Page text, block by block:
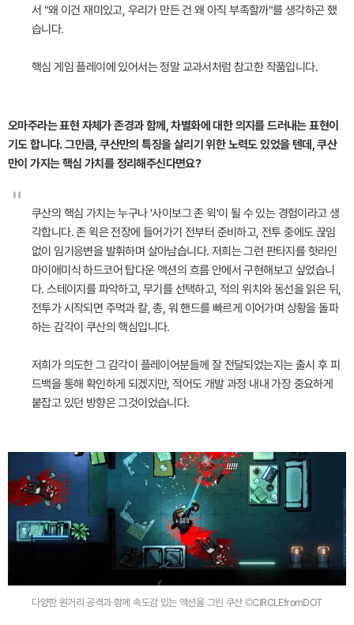
서 "왜 이건 재미있고, 우리가 만든 건 왜 아직 부족할까"를 생각하곤 했
습니다.
핵심 게임 플레이에 있어서는 정말 교과서처럼 참고한 작품입니다.
오마주라는 표현 자체가 존경과 함께, 차별화에 대한 의지를 드러내는 표현이
기도 합니다. 그만큼, 쿠산만의 특징을 살리기 위한 노력도 있었을 텐데, 쿠산
만이 가지는 핵심 가치를 정리해주신다면요?
"
쿠산의 핵심 가치는 누구나 '사이보그 존 윅'이 될 수 있는 경험이라고 생
각합니다. 존 윅은 전장에 들어가기 전부터 준비하고, 전투 중에도 끊임
없이 임기응변을 발휘하며 살아남습니다. 저희는 그런 판타지를 핫라인
마이애미식 하드코어 탑다운 액션의 흐름 안에서 구현해보고 싶었습니
다. 스테이지를 파악하고, 무기를 선택하고, 적의 위치와 동선을 읽은 뒤,
전투가 시작되면 주먹과 칼, 총, 워 핸드를 빠르게 이어가며 상황을 돌파
하는 감각이 쿠산의 핵심입니다.
저희가 의도한 그 감각이 플레이어분들께 잘 전달되었는지는 출시 후 피
드백을 통해 확인하게 되겠지만, 적어도 개발 과정 내내 가장 중요하게
붙잡고 있던 방향은 그것이었습니다.
다양한 원거리 공격과 함께 속도감 있는 액션을 그린 쿠산 ©CIRCLEfromDOT